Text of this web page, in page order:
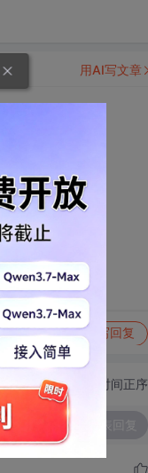
写回复
用AI写文章
切换为时间正序